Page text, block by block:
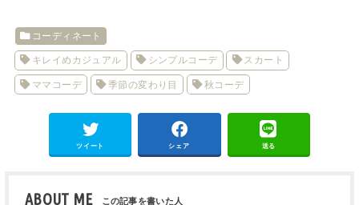
コーディネート
キレイめカジュアル シンプルコーデ スカート
ママコーデ 季節の変わり目 秋コーデ
ツイート シェア 送る
ABOUT ME